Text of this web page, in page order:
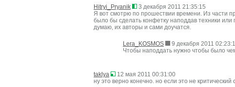
Hitryi_Pryanik
3 декабря 2011 21:35:15
Я вот смотрю по прошествии времени. Из части
было бы сделать конфетку наподдав техники
думаю, их авторы и сами доучатся.
Lera_KOSMOS
9 декабря 2011
Чтобы наподдать нужно чтобы было
taklya
12 мая 2011 00:31:00
ну это верно конечно. но если это не критический